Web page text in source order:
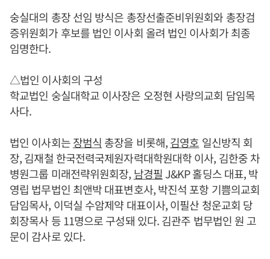
숭실대의 총장 선임 방식은 총장선출준비위원회와 총장검
증위원회가 후보를 법인 이사회 올려 법인 이사회가 최종
임명한다.
△법인 이사회의 구성
학교법인 숭실대학교 이사장은 오정현 사랑의교회 담임목
사다.
법인 이사회는장범식 총장을 비롯해,김영호 일신방직 회
장, 김재철 한국전력국제원자력대학원대학 이사, 김한중 차
병원그룹 미래전략위원회장, 남경필J&KP 홀딩스 대표, 박
영립 법무법인 최앤박 대표변호사, 박진석 포항 기쁨의교회
담임목사, 이덕실 수암제약 대표이사, 이필산 청운교회 당
회장목사 등 11명으로 구성돼 있다. 김관주 법무법인 원 고
문이 감사로 있다.